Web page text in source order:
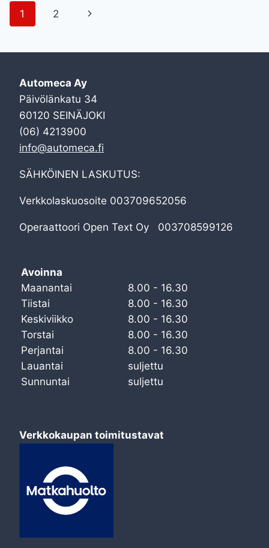
RANSKASSA
FERTÉ-
VIDAMESSA
19.-21.7.2019
Sivunavigointi
1 2
Seuraava
Automeca Ay
Päivölänkatu 34
60120 SEINÄJOKI
(06) 4213900
info@automeca.fi
SÄHKÖINEN LASKUTUS:
Verkkolaskuosoite 003709652056
Operaattoori Open Text Oy 003708599126
Avoinna
Maanantai
8.00 - 16.30
Tiistai
8.00 - 16.30
Keskiviikko
8.00 - 16.30
Torstai
8.00 - 16.30
Perjantai
8.00 - 16.30
Lauantai
suljettu
Sunnuntai
suljettu
Verkkokaupan toimitustavat